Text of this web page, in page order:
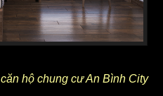
căn hộ chung cư An Bình City